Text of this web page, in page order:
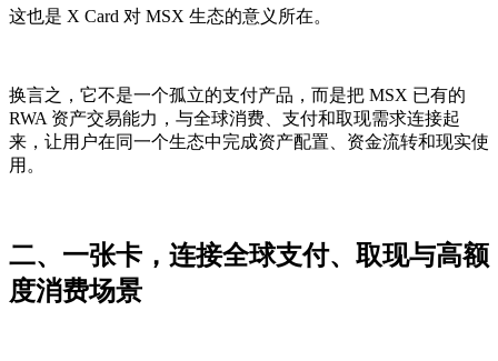
这也是 X Card 对 MSX 生态的意义所在。
换言之，它不是一个孤立的支付产品，而是把 MSX 已有的
RWA 资产交易能力，与全球消费、支付和取现需求连接起
来，让用户在同一个生态中完成资产配置、资金流转和现实使
用。
二、一张卡，连接全球支付、取现与高额
度消费场景